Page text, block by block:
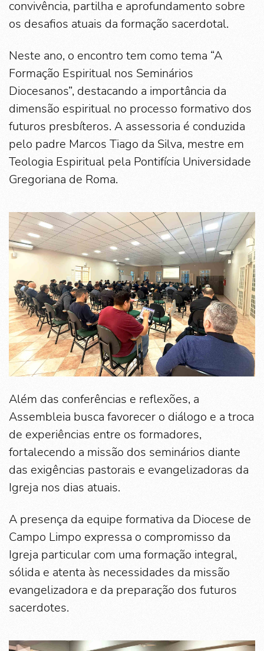
convivência, partilha e aprofundamento sobre
os desafios atuais da formação sacerdotal.
Neste ano, o encontro tem como tema “A
Formação Espiritual nos Seminários
Diocesanos”, destacando a importância da
dimensão espiritual no processo formativo dos
futuros presbíteros. A assessoria é conduzida
pelo padre Marcos Tiago da Silva, mestre em
Teologia Espiritual pela Pontifícia Universidade
Gregoriana de Roma.
Além das conferências e reflexões, a
Assembleia busca favorecer o diálogo e a troca
de experiências entre os formadores,
fortalecendo a missão dos seminários diante
das exigências pastorais e evangelizadoras da
Igreja nos dias atuais.
A presença da equipe formativa da Diocese de
Campo Limpo expressa o compromisso da
Igreja particular com uma formação integral,
sólida e atenta às necessidades da missão
evangelizadora e da preparação dos futuros
sacerdotes.